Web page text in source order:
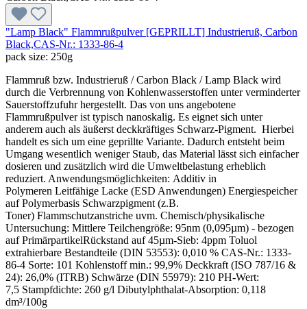
"Lamp Black" Flammrußpulver [GEPRILLT] Industrieruß, Carbon
Black,CAS-Nr.: 1333-86-4
pack size: 250g
Flammruß bzw. Industrieruß / Carbon Black / Lamp Black wird
durch die Verbrennung von Kohlenwasserstoffen unter verminderter
Sauerstoffzufuhr hergestellt. Das von uns angebotene
Flammrußpulver ist typisch nanoskalig. Es eignet sich unter
anderem auch als äußerst deckkräftiges Schwarz-Pigment. Hierbei
handelt es sich um eine geprillte Variante. Dadurch entsteht beim
Umgang wesentlich weniger Staub, das Material lässt sich einfacher
dosieren und zusätzlich wird die Umweltbelastung erheblich
reduziert. Anwendungsmöglichkeiten: Additiv in
Polymeren Leitfähige Lacke (ESD Anwendungen) Energiespeicher
auf Polymerbasis Schwarzpigment (z.B.
Toner) Flammschutzanstriche uvm. Chemisch/physikalische
Untersuchung: Mittlere Teilchengröße: 95nm (0,095µm) - bezogen
auf PrimärpartikelRückstand auf 45µm-Sieb: 4ppm Toluol
extrahierbare Bestandteile (DIN 53553): 0,010 % CAS-Nr.: 1333-
86-4 Sorte: 101 Kohlenstoff min.: 99,9% Deckkraft (ISO 787/16 &
24): 26,0% (ITRB) Schwärze (DIN 55979): 210 PH-Wert:
7,5 Stampfdichte: 260 g/l Dibutylphthalat-Absorption: 0,118
dm³/100g